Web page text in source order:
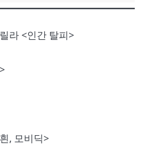
라 <인간 탈피>
, 모비딕>